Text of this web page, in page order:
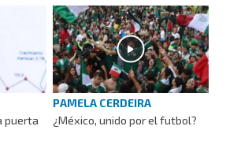
puerta
PAMELA CERDEIRA
¿México, unido por el futbol?